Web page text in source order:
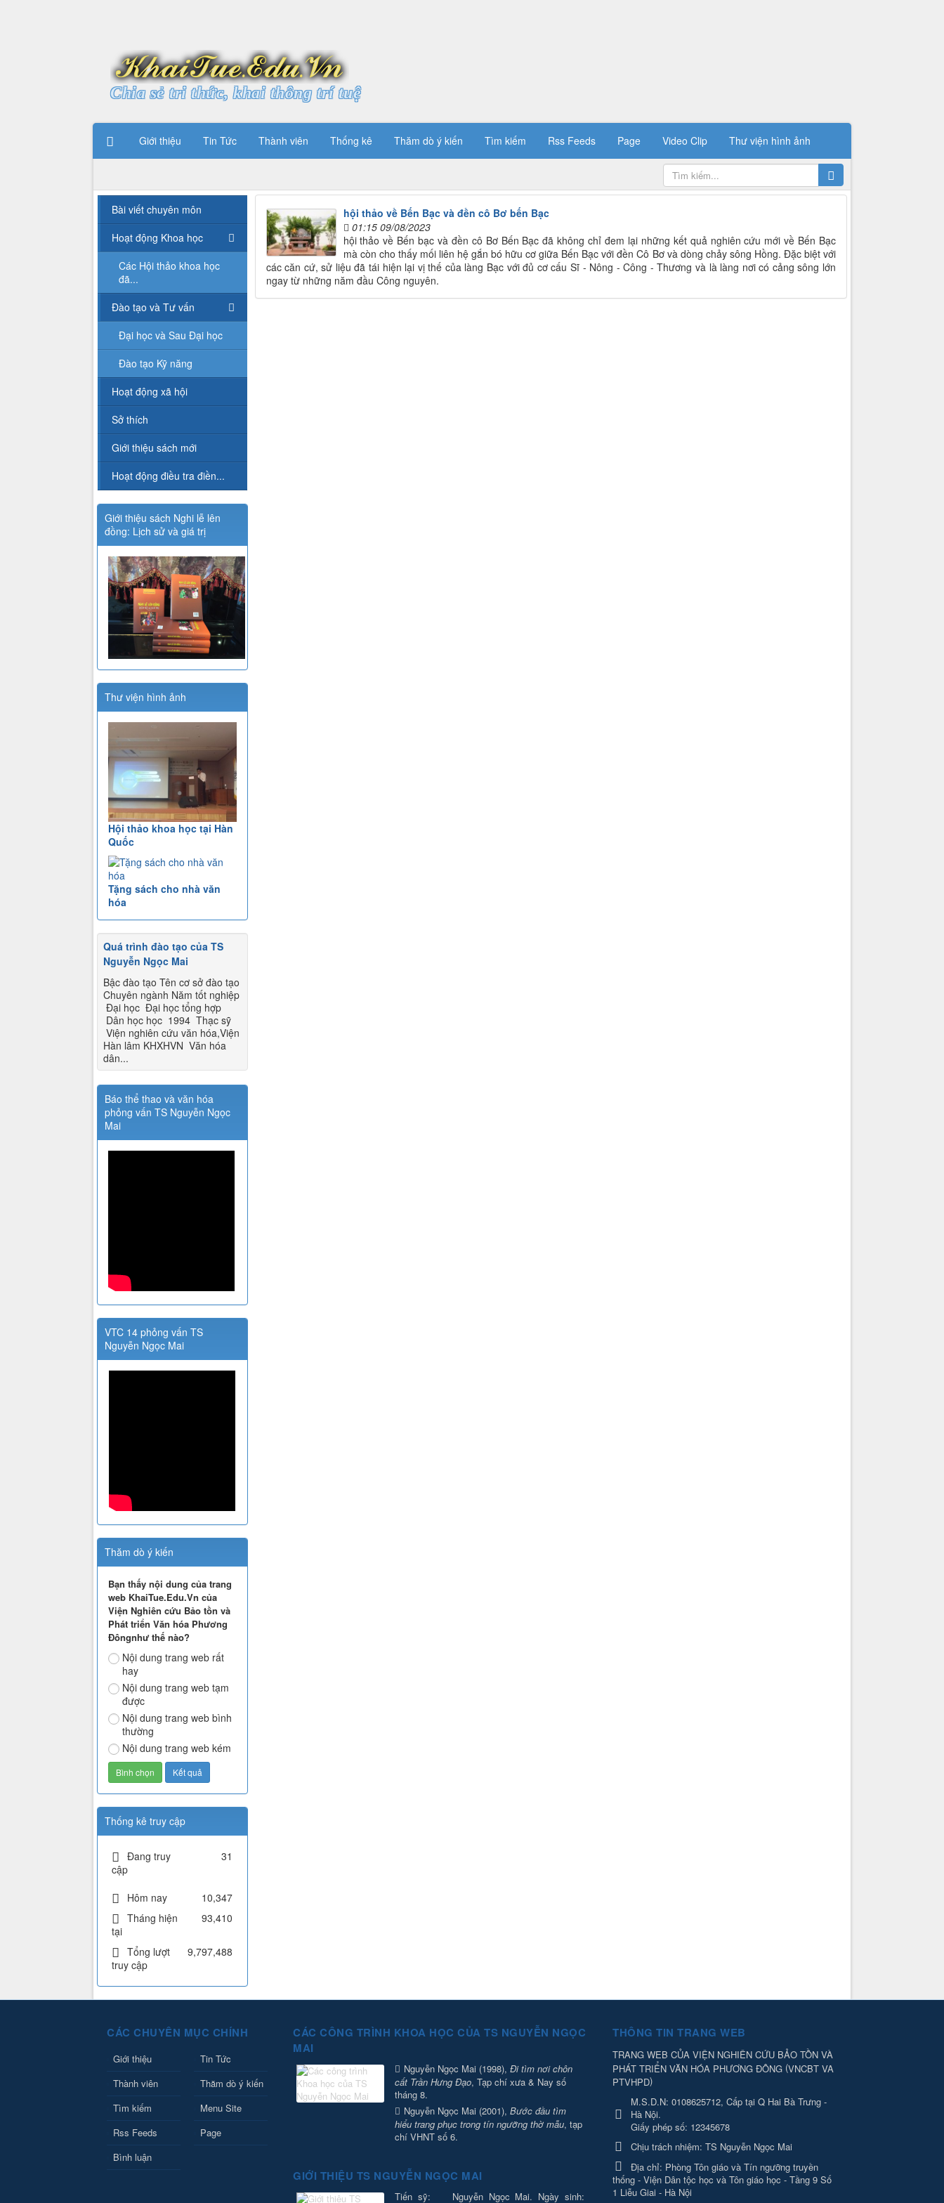
Chia sẻ tri thức, khai thông trí tuệ
Giới thiệu Tin Tức Thành viên Thống kê Thăm dò ý kiến Tìm kiếm Rss Feeds Page Video Clip Thư viện hình ảnh
hội thảo về Bến Bạc và đền cô Bơ bến Bạc
01:15 09/08/2023
hội thảo về Bến bạc và đền cô Bơ Bến Bạc đã không chỉ đem lại những kết quả nghiên cứu mới về Bến Bạc
mà còn cho thấy mối liên hệ gắn bó hữu cơ giữa Bến Bạc với đền Cô Bơ và dòng chảy sông Hồng. Đặc biệt với
các căn cứ, sử liệu đã tái hiện lại vị thế của làng Bạc với đủ cơ cấu Sĩ - Nông - Công - Thương và là làng nơi có cảng sông lớn
ngay từ những năm đầu Công nguyên.
Bài viết chuyên môn
Hoạt động Khoa học
Các Hội thảo khoa học
đã...
Đào tạo và Tư vấn
Đại học và Sau Đại học
Đào tạo Kỹ năng
Hoạt động xã hội
Sở thích
Giới thiệu sách mới
Hoạt động điều tra điền...
Giới thiệu sách Nghi lễ lên
đồng: Lịch sử và giá trị
Thư viện hình ảnh
Hội thảo khoa học tại Hàn
Quốc
Tặng sách cho nhà văn
hóa
Quá trình đào tạo của TS
Nguyễn Ngọc Mai
Bậc đào tạo Tên cơ sở đào tạo
Chuyên ngành Năm tốt nghiệp
Đại học Đại học tổng hợp
Dân học học 1994 Thạc sỹ
Viện nghiên cứu văn hóa,Viện
Hàn lâm KHXHVN Văn hóa
dân...
Báo thể thao và văn hóa
phỏng vấn TS Nguyễn Ngọc
Mai
VTC 14 phỏng vấn TS
Nguyễn Ngọc Mai
Thăm dò ý kiến
Bạn thấy nội dung của trang
web KhaiTue.Edu.Vn của
Viện Nghiên cứu Bảo tồn và
Phát triển Văn hóa Phương
Đôngnhư thế nào?
Nội dung trang web rất
hay
Nội dung trang web tạm
được
Nội dung trang web bình
thường
Nội dung trang web kém
Thống kê truy cập
Đang truy
cập
31
Hôm nay
10,347
Tháng hiện
tại
93,410
Tổng lượt
truy cập
9,797,488
CÁC CHUYÊN MỤC CHÍNH
Giới thiệu
Tin Tức
Thành viên
Thăm dò ý kiến
Tìm kiếm
Menu Site
Rss Feeds
Page
Bình luận
CÁC CÔNG TRÌNH KHOA HỌC CỦA TS NGUYỄN NGỌC
MAI
Nguyễn Ngọc Mai (1998), Đi tìm nơi chôn
cất Trần Hưng Đạo, Tạp chí xưa & Nay số
tháng 8.
Nguyễn Ngọc Mai (2001), Bước đầu tìm
hiểu trang phục trong tín ngưỡng thờ mẫu, tạp
chí VHNT số 6.
GIỚI THIỆU TS NGUYỄN NGỌC MAI
Tiến sỹ: Nguyễn Ngọc Mai. Ngày sinh:
THÔNG TIN TRANG WEB
TRANG WEB CỦA VIỆN NGHIÊN CỨU BẢO TỒN VÀ
PHÁT TRIỂN VĂN HÓA PHƯƠNG ĐÔNG (VNCBT VA
PTVHPD)
M.S.D.N: 0108625712, Cấp tại Q Hai Bà Trưng -
Hà Nội.
Giấy phép số: 12345678
Chịu trách nhiệm: TS Nguyễn Ngọc Mai
Địa chỉ: Phòng Tôn giáo và Tín ngưỡng truyền
thống - Viện Dân tộc học và Tôn giáo học - Tầng 9 Số
1 Liễu Giai - Hà Nội